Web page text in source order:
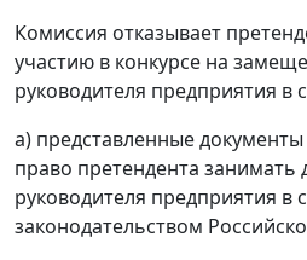
Комиссия отказывает
участию в конкурсе на
руководителя предприятия в
а) представленные
право претендента занимать
руководителя предприятия в
законодательством